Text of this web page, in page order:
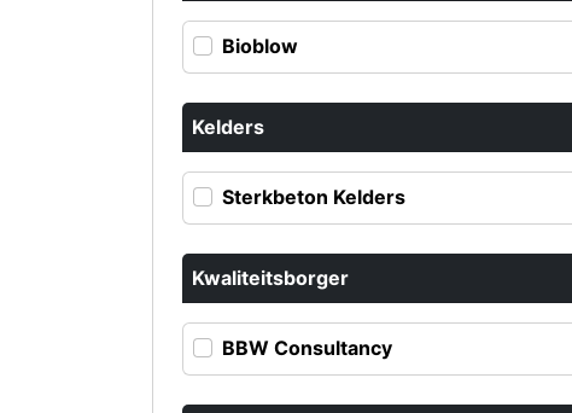
Bioblow
Kelders
Sterkbeton Kelders
Kwaliteitsborger
BBW Consultancy